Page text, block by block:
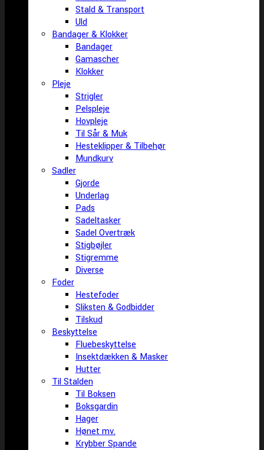
Stald & Transport
Uld
Bandager & Klokker
Bandager
Gamascher
Klokker
Pleje
Strigler
Pelspleje
Hovpleje
Til Sår & Muk
Hesteklipper & Tilbehør
Mundkurv
Sadler
Gjorde
Underlag
Pads
Sadeltasker
Sadel Overtræk
Stigbøjler
Stigremme
Diverse
Foder
Hestefoder
Sliksten & Godbidder
Tilskud
Beskyttelse
Fluebeskyttelse
Insektdækken & Masker
Hutter
Til Stalden
Til Boksen
Boksgardin
Hager
Hønet mv.
Krybber Spande